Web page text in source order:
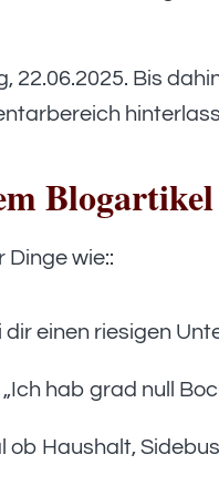
22.06.2025. Bis
Blogartikel
wie::
dir einen riesigen
hab grad null
ob Haushalt,